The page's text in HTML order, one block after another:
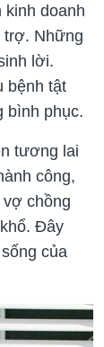
doanh
trợ. Những
lời.
bệnh tật
bình phục.
tương lai
công,
chồng
Đây
của